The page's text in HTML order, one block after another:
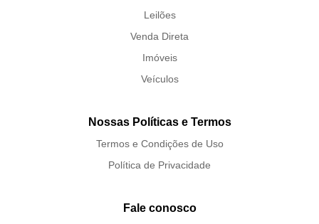
Leilões
Venda Direta
Imóveis
Veículos
Nossas Políticas e Termos
Termos e Condições de Uso
Política de Privacidade
Fale conosco